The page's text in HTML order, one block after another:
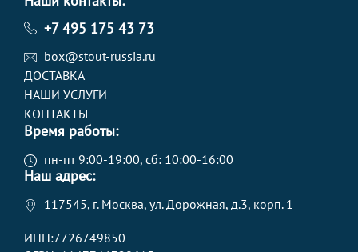
+7 495 175 43 73
box@stout-russia.ru
ДОСТАВКА
НАШИ УСЛУГИ
КОНТАКТЫ
Время работы:
пн-пт 9:00-19:00, сб: 10:00-16:00
Наш адрес:
117545, г. Москва, ул. Дорожная, д.3, корп. 1
ИНН:7726749850